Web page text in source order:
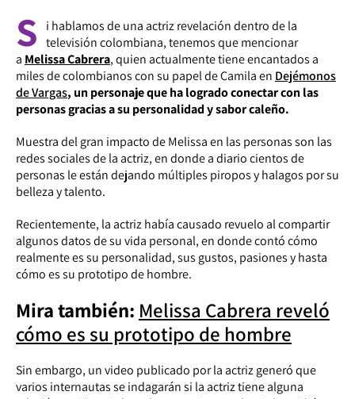
S
i hablamos de una actriz revelación dentro de la
televisión colombiana, tenemos que mencionar
a Melissa Cabrera, quien actualmente tiene encantados a
miles de colombianos con su papel de Camila en Dejémonos
de Vargas, un personaje que ha logrado conectar con las
personas gracias a su personalidad y sabor caleño.
Muestra del gran impacto de Melissa en las personas son las
redes sociales de la actriz, en donde a diario cientos de
personas le están dejando múltiples piropos y halagos por su
belleza y talento.
Recientemente, la actriz había causado revuelo al compartir
algunos datos de su vida personal, en donde contó cómo
realmente es su personalidad, sus gustos, pasiones y hasta
cómo es su prototipo de hombre.
Mira también: Melissa Cabrera reveló
cómo es su prototipo de hombre
Sin embargo, un video publicado por la actriz generó que
varios internautas se indagarán si la actriz tiene alguna